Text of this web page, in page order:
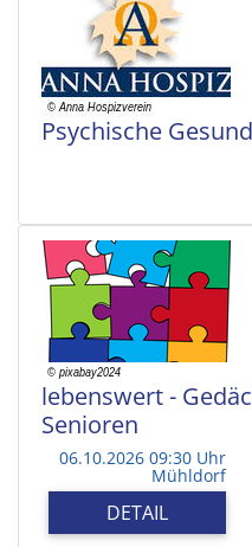
Psychische
lebenswert -
Senioren
06.10.2026 09:30 Uhr
Mühldorf
DETAIL